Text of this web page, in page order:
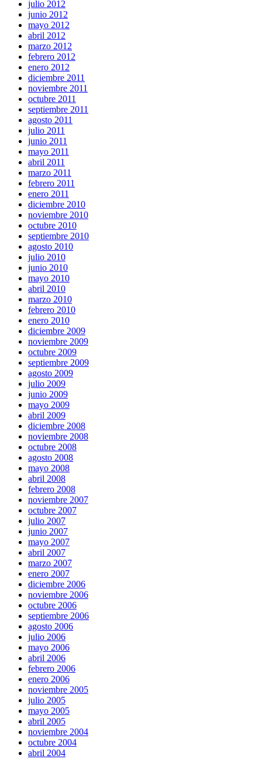
julio 2012
junio 2012
mayo 2012
abril 2012
marzo 2012
febrero 2012
enero 2012
diciembre 2011
noviembre 2011
octubre 2011
septiembre 2011
agosto 2011
julio 2011
junio 2011
mayo 2011
abril 2011
marzo 2011
febrero 2011
enero 2011
diciembre 2010
noviembre 2010
octubre 2010
septiembre 2010
agosto 2010
julio 2010
junio 2010
mayo 2010
abril 2010
marzo 2010
febrero 2010
enero 2010
diciembre 2009
noviembre 2009
octubre 2009
septiembre 2009
agosto 2009
julio 2009
junio 2009
mayo 2009
abril 2009
diciembre 2008
noviembre 2008
octubre 2008
agosto 2008
mayo 2008
abril 2008
febrero 2008
noviembre 2007
octubre 2007
julio 2007
junio 2007
mayo 2007
abril 2007
marzo 2007
enero 2007
diciembre 2006
noviembre 2006
octubre 2006
septiembre 2006
agosto 2006
julio 2006
mayo 2006
abril 2006
febrero 2006
enero 2006
noviembre 2005
julio 2005
mayo 2005
abril 2005
noviembre 2004
octubre 2004
abril 2004